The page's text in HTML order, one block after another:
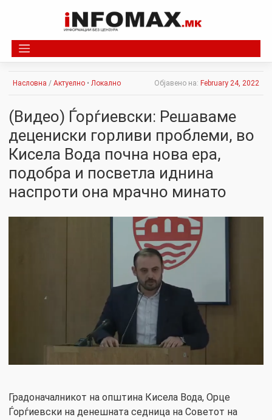
Насловна / Актуелно • Локално Објавено на: February 24, 2022
(Видео) Ѓорѓиевски: Решаваме
децениски горливи проблеми, во
Кисела Вода почна нова ера,
подобра и посветла иднина
наспроти она мрачно минато
Градоначалникот на општина Кисела Вода, Орце
Ѓорѓиевски на денешната седница на Советот на